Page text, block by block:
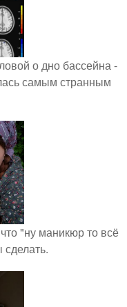
о дно бассейна -
самым странным
"ну маникюр то всё